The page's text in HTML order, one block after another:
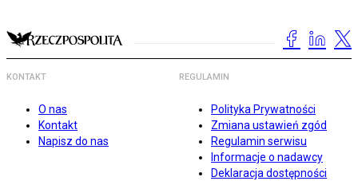
KONTAKT
O nas
Kontakt
Napisz do nas
REGULAMIN
Polityka Prywatności
Zmiana ustawień zgód
Regulamin serwisu
Informacje o nadawcy
Deklaracja dostępności